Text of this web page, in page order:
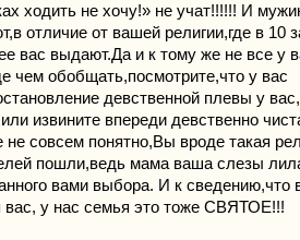
ходить не хочу!» не учат!!!!!! И
отличие от вашей религии,где в 10
вас выдают.Да и к тому же не все у
чем обобщать,посмотрите,что у вас
девственной плевы у
извините впереди девственно
совсем понятно,Вы вроде такая
пошли,ведь мама ваша слезы
вами выбора. И к сведению,что
вас, у нас семья это тоже СВЯТОЕ!!!